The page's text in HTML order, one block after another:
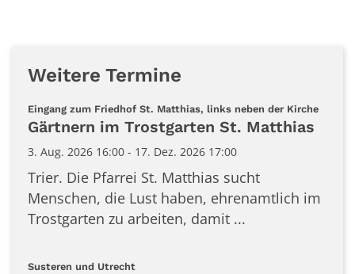
Weitere Termine
Eingang zum Friedhof St. Matthias, links neben der Kirche:
Gärtnern im Trostgarten St. Matthias
3. Aug. 2026 16:00 - 17. Dez. 2026 17:00
Trier. Die Pfarrei St. Matthias sucht
Menschen, die Lust haben, ehrenamtlich im
Trostgarten zu arbeiten, damit ...
Susteren und Utrecht: